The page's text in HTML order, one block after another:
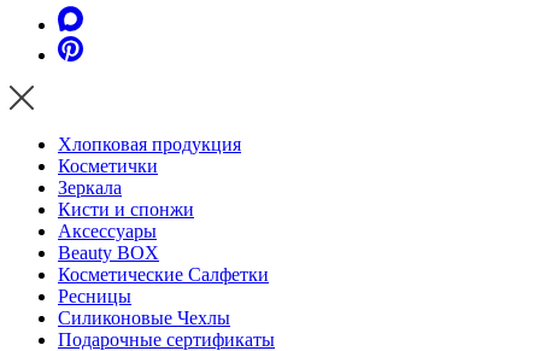
Хлопковая продукция
Косметички
Зеркала
Кисти и спонжи
Аксессуары
Beauty BOX
Косметические Салфетки
Ресницы
Силиконовые Чехлы
Подарочные сертификаты